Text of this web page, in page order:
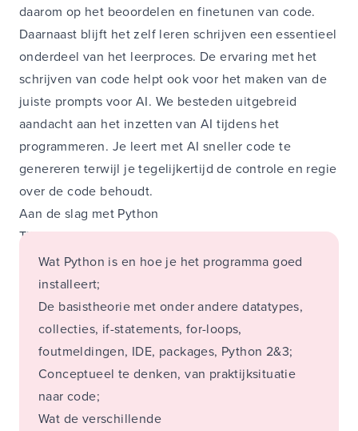
daarom op het beoordelen en finetunen van code.
Daarnaast blijft het zelf leren schrijven een essentieel
onderdeel van het leerproces. De ervaring met het
schrijven van code helpt ook voor het maken van de
juiste prompts voor AI. We besteden uitgebreid
aandacht aan het inzetten van AI tijdens het
programmeren. Je leert met AI sneller code te
genereren terwijl je tegelijkertijd de controle en regie
over de code behoudt.
Aan de slag met Python
Tijdens deze cursus leer je:
Wat Python is en hoe je het programma goed
installeert;
De basistheorie met onder andere datatypes,
collecties, if-statements, for-loops,
foutmeldingen, IDE, packages, Python 2&3;
Conceptueel te denken, van praktijksituatie
naar code;
Wat de verschillende